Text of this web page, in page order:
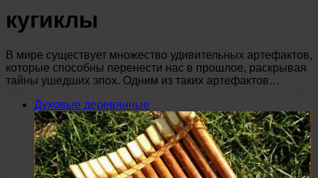
кугиклы
В мире существует множество удивительных артефактов,
которые способны перенести нас в прошлое, раскрывая
тайны ушедших эпох. Одним из таких артефактов…
Духовые деревянные